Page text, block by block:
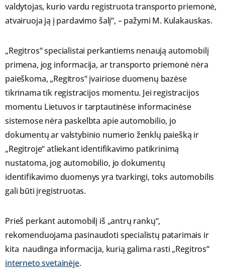
valdytojas, kurio vardu registruota transporto priemonė,
atvairuoja ją į pardavimo šalį“, – pažymi M. Kulakauskas.
„Regitros“ specialistai perkantiems nenaują automobilį
primena, jog informacija, ar transporto priemonė nėra
paieškoma, „Regitros“ įvairiose duomenų bazėse
tikrinama tik registracijos momentu. Jei registracijos
momentu Lietuvos ir tarptautinėse informacinėse
sistemose nėra paskelbta apie automobilio, jo
dokumentų ar valstybinio numerio ženklų paiešką ir
„Regitroje“ atliekant identifikavimo patikrinimą
nustatoma, jog automobilio, jo dokumentų
identifikavimo duomenys yra tvarkingi, toks automobilis
gali būti įregistruotas.
Prieš perkant automobilį iš „antrų rankų“,
rekomenduojama pasinaudoti specialistų patarimais ir
kita naudinga informacija, kurią galima rasti „Regitros“
interneto svetainėje.